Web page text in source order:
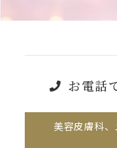
お電話
美容皮膚科